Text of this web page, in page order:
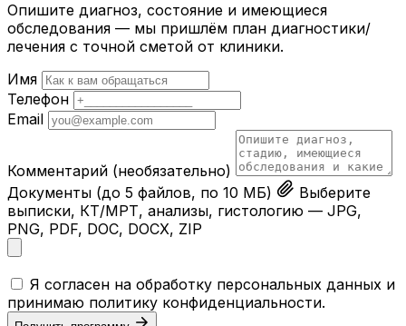
Опишите диагноз, состояние и имеющиеся
обследования — мы пришлём план диагностики/
лечения с точной сметой от клиники.
Имя
Телефон
Email
Комментарий (необязательно)
Документы (до 5 файлов, по 10 МБ)
Выберите
выписки, КТ/МРТ, анализы, гистологию — JPG,
PNG, PDF, DOC, DOCX, ZIP
Я согласен на обработку персональных данных и
принимаю политику конфиденциальности.